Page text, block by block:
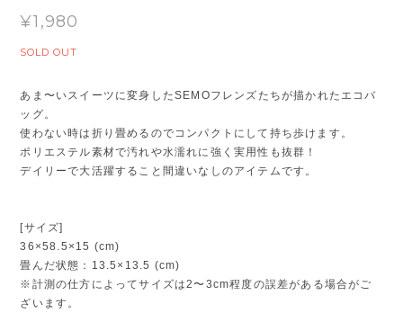
¥1,980
SOLD OUT
あま〜いスイーツに変身したSEMOフレンズたちが描かれたエコバ
ッグ。
使わない時は折り畳めるのでコンパクトにして持ち歩けます。
ポリエステル素材で汚れや水濡れに強く実用性も抜群！
デイリーで大活躍すること間違いなしのアイテムです。
[サイズ]
36×58.5×15 (cm)
畳んだ状態：13.5×13.5 (cm)
※計測の仕方によってサイズは2〜3cm程度の誤差がある場合がご
ざいます。